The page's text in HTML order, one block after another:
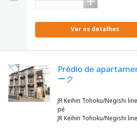
Ver os detalhes
Prédio de
ーク
JR Keihin Tohoku/Negishi
pé